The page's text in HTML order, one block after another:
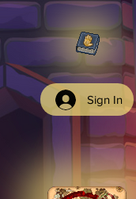
Sign In